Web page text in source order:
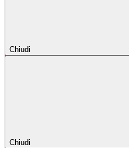
Chiudi
Chiudi